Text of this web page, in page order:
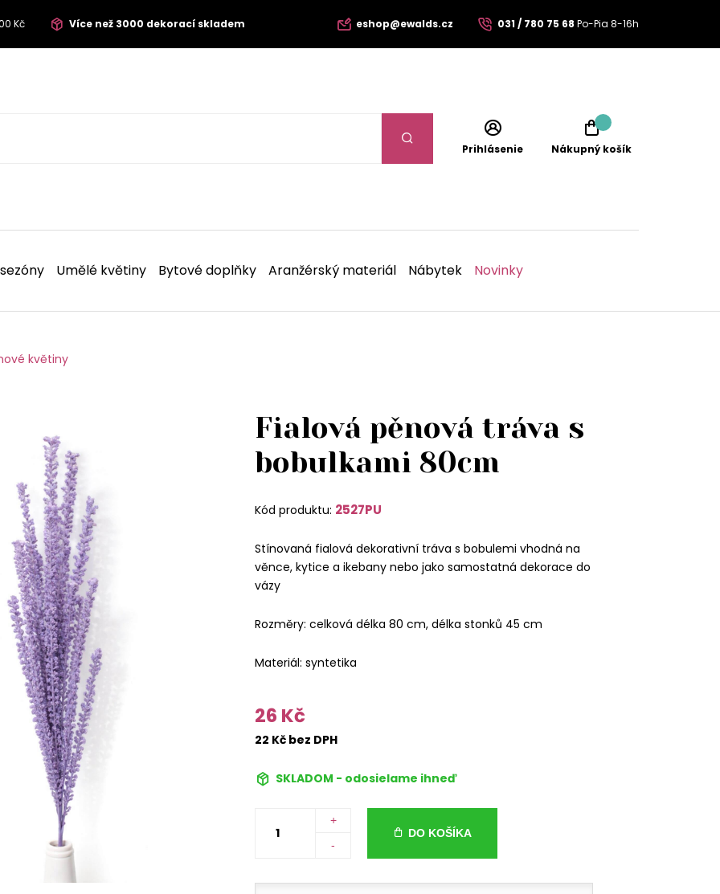
Kč Více než 3000 dekorací skladem eshop@ewalds.cz 031 / 780 75 68 Po-Pia 8-16h
Prihlásenie Nákupný košík
Umělé květiny Bytové doplňky Aranžérský materiál Nábytek Novinky
květiny
Fialová pěnová tráva s
bobulkami 80cm
Kód produktu: 2527PU
Stínovaná fialová dekorativní tráva s bobulemi vhodná na
věnce, kytice a ikebany nebo jako samostatná dekorace do
vázy
Rozměry: celková délka 80 cm, délka stonků 45 cm
Materiál: syntetika
26 Kč
22 Kč bez DPH
SKLADOM - odosielame ihneď
+
-
DO KOŠÍKA